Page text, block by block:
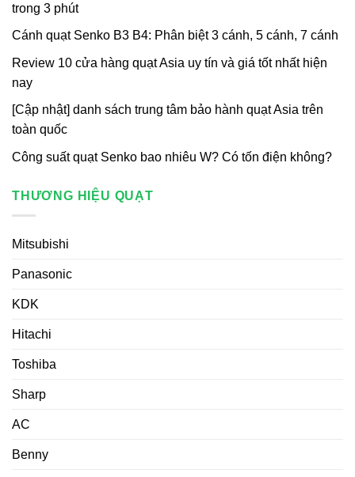
trong 3 phút
Cánh quạt Senko B3 B4: Phân biệt 3 cánh, 5 cánh, 7 cánh
Review 10 cửa hàng quạt Asia uy tín và giá tốt nhất hiện
nay
[Cập nhật] danh sách trung tâm bảo hành quạt Asia trên
toàn quốc
Công suất quạt Senko bao nhiêu W? Có tốn điện không?
THƯƠNG HIỆU QUẠT
Mitsubishi
Panasonic
KDK
Hitachi
Toshiba
Sharp
AC
Benny